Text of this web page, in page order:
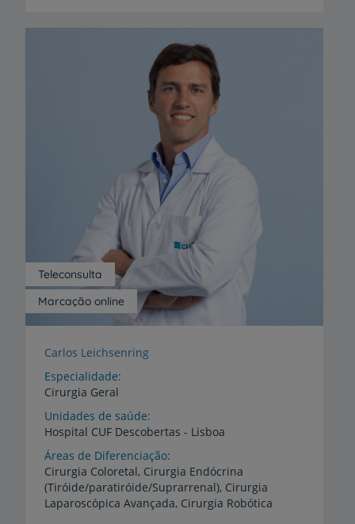
Marcação online
Teleconsulta
Carlos Leichsenring
Especialidade
Cirurgia Geral
Unidades de saúde
Hospital CUF Descobertas - Lisboa
Áreas de Diferenciação
Cirurgia Coloretal, Cirurgia Endócrina
(Tiróide/paratiróide/Suprarrenal), Cirurgia
Laparoscópica Avançada, Cirurgia Robótica